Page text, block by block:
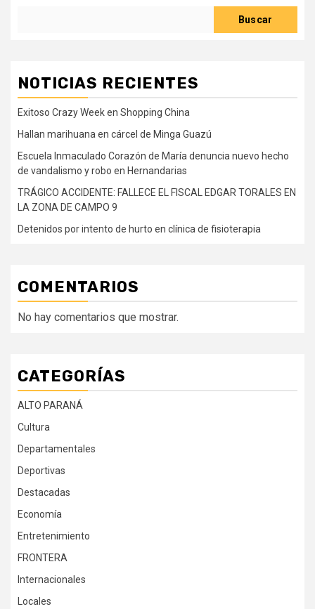
Buscar
NOTICIAS RECIENTES
Exitoso Crazy Week en Shopping China
Hallan marihuana en cárcel de Minga Guazú
Escuela Inmaculado Corazón de María denuncia nuevo hecho
de vandalismo y robo en Hernandarias
TRÁGICO ACCIDENTE: FALLECE EL FISCAL EDGAR TORALES EN
LA ZONA DE CAMPO 9
Detenidos por intento de hurto en clínica de fisioterapia
COMENTARIOS
No hay comentarios que mostrar.
CATEGORÍAS
ALTO PARANÁ
Cultura
Departamentales
Deportivas
Destacadas
Economía
Entretenimiento
FRONTERA
Internacionales
Locales